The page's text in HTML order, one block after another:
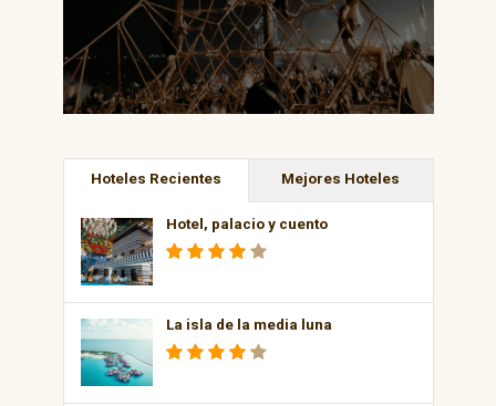
Hoteles Recientes Mejores Hoteles
Hotel, palacio y cuento
La isla de la media luna